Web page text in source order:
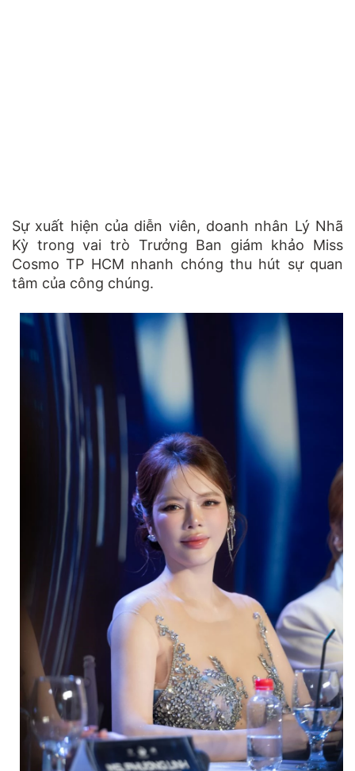
Sự xuất hiện của diễn viên, doanh nhân Lý Nhã
Kỳ trong vai trò Trưởng Ban giám khảo Miss
Cosmo TP HCM nhanh chóng thu hút sự quan
tâm của công chúng.